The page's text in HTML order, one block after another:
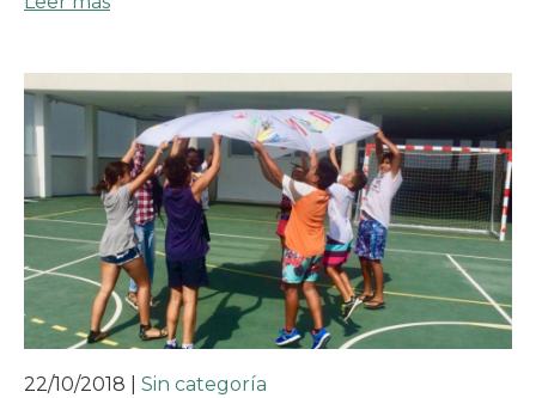
22/10/2018 Sin categoría